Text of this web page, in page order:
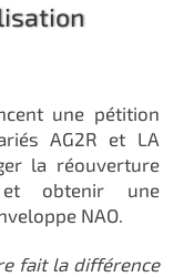
une pétition
AG2R et LA
la réouverture
et obtenir une
NAO.
fait la différence